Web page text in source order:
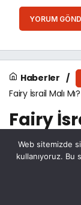
YORUM
Haberler
Fairy İsrail Malı
Fairy
Hangi
Şeker
18
Bu web sitesinde
için çerezler
Web sitemizde
kullanıyoruz. Bu